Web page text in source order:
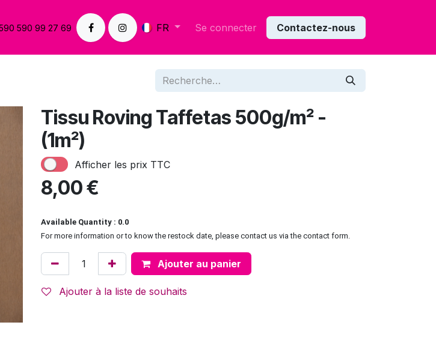
nous590 99 27 69 FR Se connecter Contactez-nous
Tissu Roving Taffetas 500g/m² -
(1m²)
Afficher les prix TTC
8,00€
Available Quantity : 0.0
For more information or to know the restock date, please contact us via the contact form.
Ajouter au panier
Ajouter à la liste de souhaits